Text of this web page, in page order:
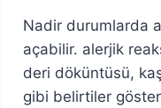
Nadir durumlarda
açabilir. alerjik
deri döküntüsü,
gibi belirtiler